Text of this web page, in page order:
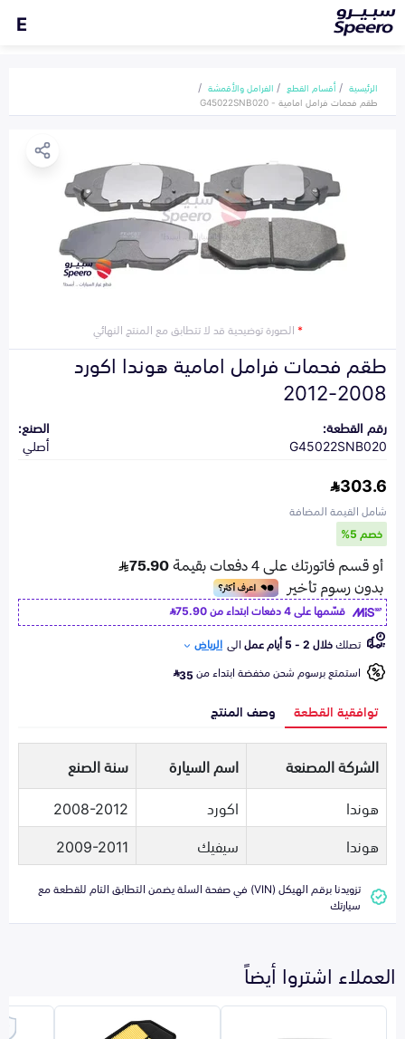
E
الرئيسية أقسام القطع
الفرامل والأقمشة
طقم فحمات فرامل امامية - G45022SNB020
*الصورة توضيحية قد لا تتطابق مع المنتج النهائي
طقم فحمات فرامل امامية هوندا اكورد
2008-2012
رقم القطعة:
G45022SNB020
الصنع:
أصلي
303.6
شامل القيمة المضافة
خصم 5%
قسّمها على 4 دفعات ابتداء من
75.90
تصلكخلال 2 - 5 أيام عمل الى الرياض
استمتع برسوم شحن مخفضة ابتداء من35
توافقية القطعة وصف المنتج
الشركة المصنعة اسم السيارة
سنة الصنع
هوندا
اكورد
2008-2012
هوندا
سيفيك 2009-2011
تزويدنا برقم الهيكل (VIN) في صفحة السلة يضمن التطابق التام للقطعة مع
سيارتك
العملاء اشتروا أيضاً